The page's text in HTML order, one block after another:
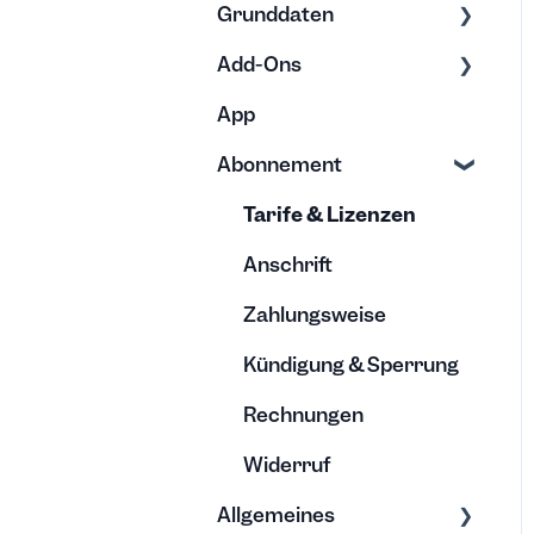
Teams
Gutschriften,
Auszahlungen
Urlaubsanspruch &
Kalender
Minusstunden
Exporte & Berichte
Stundenkonten
Exporte
Rechnung
Bearbeitung
Vorlagen
Grunddaten
Erfassung
Bearbeitung
Archivierung
Add-Ons
Browser Erweiterung
Rechnungsanwendung
App
Abonnement
Tarife & Lizenzen
Anschrift
Zahlungsweise
Kündigung & Sperrung
Rechnungen
Widerruf
Allgemeines